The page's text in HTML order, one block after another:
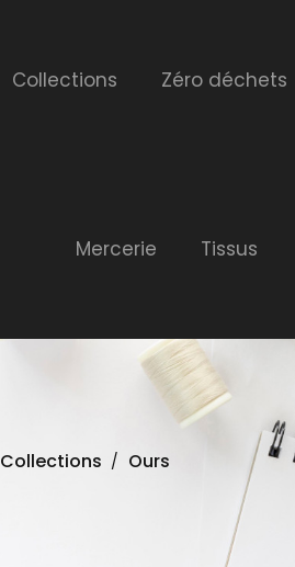
Collections Zéro déchets
Mercerie Tissus
Collections Ours